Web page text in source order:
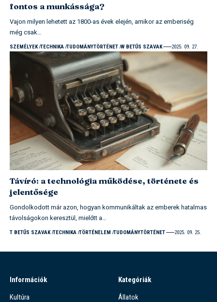
fontos a munkássága?
Vajon milyen lehetett az 1800-as évek elején, amikor az emberiség
még csak…
SZEMÉLYEK TECHNIKA TUDOMÁNYTÖRTÉNET W BETŰS SZAVAK 2025. 09. 27.
Távíró: a technológia működése, története és
jelentősége
Gondolkodott már azon, hogyan kommunikáltak az emberek hatalmas
távolságokon keresztül, mielőtt a…
T BETŰS SZAVAK TECHNIKA TÖRTÉNELEM TUDOMÁNYTÖRTÉNET 2025. 09. 25.
Információk
Kultúra
Kategóriák
Állatok